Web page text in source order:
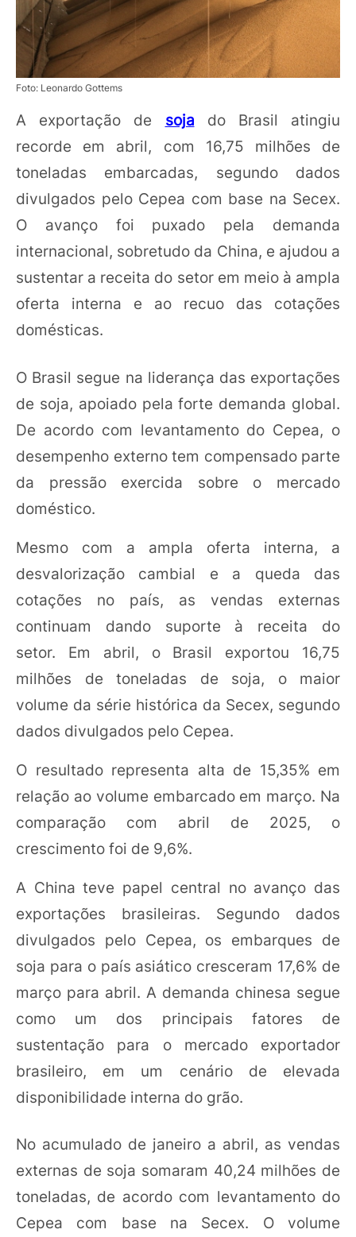
Foto: Leonardo Gottems
A exportação de soja do Brasil atingiu
recorde em abril, com 16,75 milhões de
toneladas embarcadas, segundo dados
divulgados pelo Cepea com base na Secex.
O avanço foi puxado pela demanda
internacional, sobretudo da China, e ajudou a
sustentar a receita do setor em meio à ampla
oferta interna e ao recuo das cotações
domésticas.
O Brasil segue na liderança das exportações
de soja, apoiado pela forte demanda global.
De acordo com levantamento do Cepea, o
desempenho externo tem compensado parte
da pressão exercida sobre o mercado
doméstico.
Mesmo com a ampla oferta interna, a
desvalorização cambial e a queda das
cotações no país, as vendas externas
continuam dando suporte à receita do
setor. Em abril, o Brasil exportou 16,75
milhões de toneladas de soja, o maior
volume da série histórica da Secex, segundo
dados divulgados pelo Cepea.
O resultado representa alta de 15,35% em
relação ao volume embarcado em março. Na
comparação com abril de 2025, o
crescimento foi de 9,6%.
A China teve papel central no avanço das
exportações brasileiras. Segundo dados
divulgados pelo Cepea, os embarques de
soja para o país asiático cresceram 17,6% de
março para abril. A demanda chinesa segue
como um dos principais fatores de
sustentação para o mercado exportador
brasileiro, em um cenário de elevada
disponibilidade interna do grão.
No acumulado de janeiro a abril, as vendas
externas de soja somaram 40,24 milhões de
toneladas, de acordo com levantamento do
Cepea com base na Secex. O volume